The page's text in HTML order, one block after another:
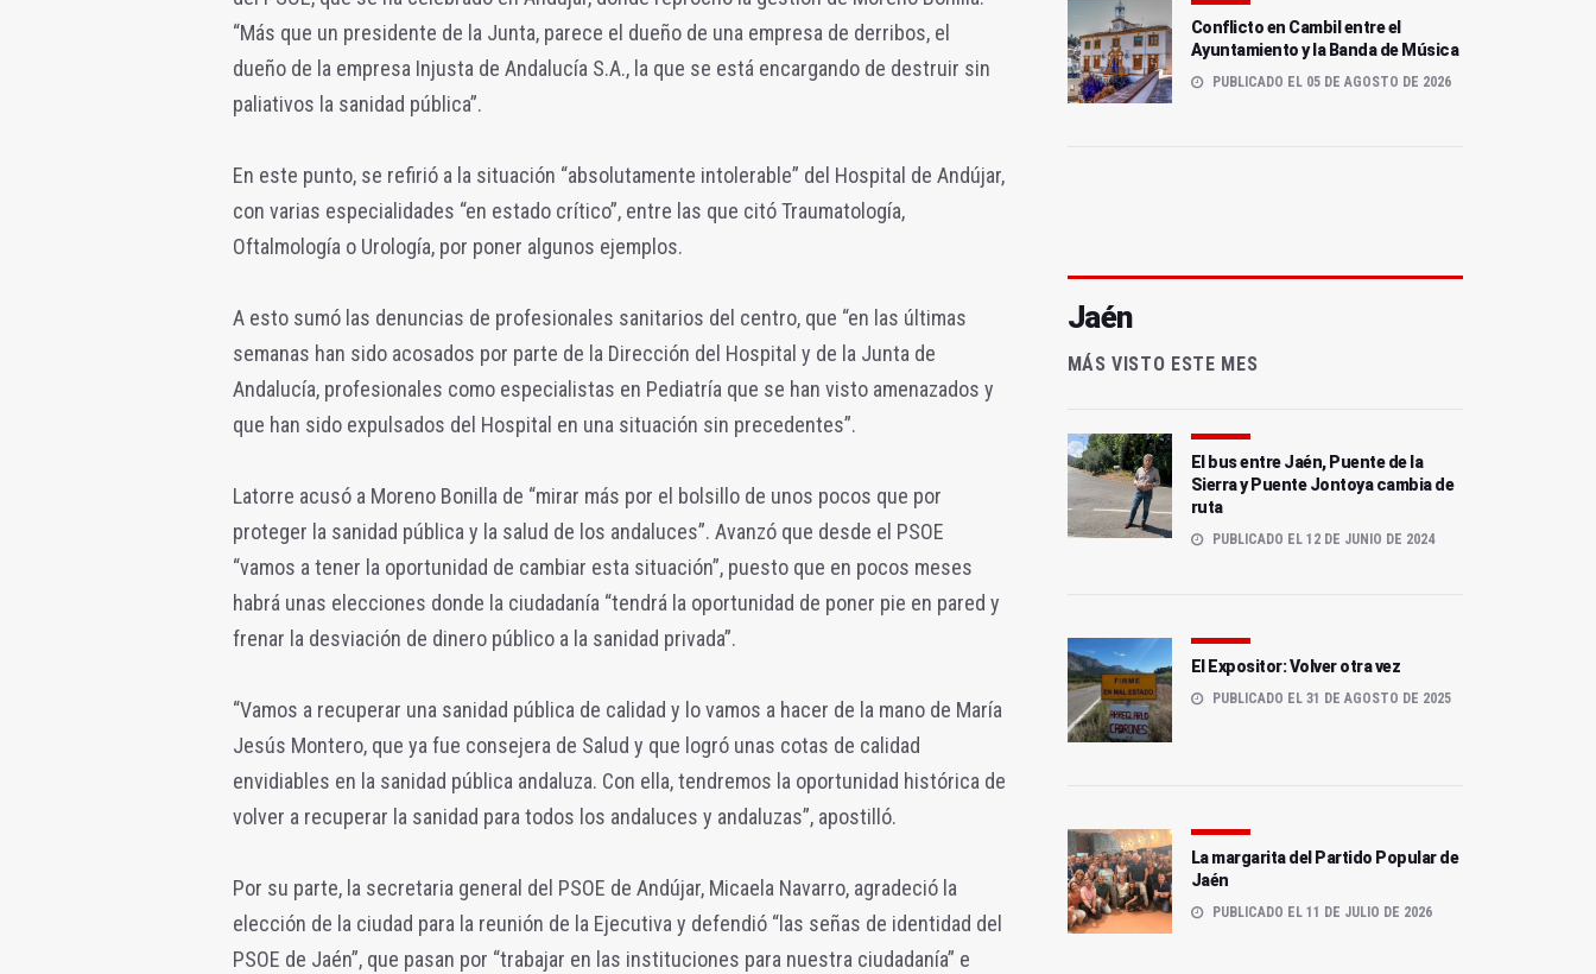
“Más que un presidente de la Junta, parece el dueño de una empresa de derribos, el
dueño de la empresa Injusta de Andalucía S.A., la que se está encargando de destruir sin
paliativos la sanidad pública”.
En este punto, se refirió a la situación “absolutamente intolerable” del Hospital de Andújar,
con varias especialidades “en estado crítico”, entre las que citó Traumatología,
Oftalmología o Urología, por poner algunos ejemplos.
A esto sumó las denuncias de profesionales sanitarios del centro, que “en las últimas
semanas han sido acosados por parte de la Dirección del Hospital y de la Junta de
Andalucía, profesionales como especialistas en Pediatría que se han visto amenazados y
que han sido expulsados del Hospital en una situación sin precedentes”.
Latorre acusó a Moreno Bonilla de “mirar más por el bolsillo de unos pocos que por
proteger la sanidad pública y la salud de los andaluces”. Avanzó que desde el PSOE
“vamos a tener la oportunidad de cambiar esta situación”, puesto que en pocos meses
habrá unas elecciones donde la ciudadanía “tendrá la oportunidad de poner pie en pared y
frenar la desviación de dinero público a la sanidad privada”.
“Vamos a recuperar una sanidad pública de calidad y lo vamos a hacer de la mano de María
Jesús Montero, que ya fue consejera de Salud y que logró unas cotas de calidad
envidiables en la sanidad pública andaluza. Con ella, tendremos la oportunidad histórica de
volver a recuperar la sanidad para todos los andaluces y andaluzas”, apostilló.
Por su parte, la secretaria general del PSOE de Andújar, Micaela Navarro, agradeció la
elección de la ciudad para la reunión de la Ejecutiva y defendió “las señas de identidad del
PSOE de Jaén”, que pasan por “trabajar en las instituciones para nuestra ciudadanía” e
Conflicto en Cambil entre el
Ayuntamiento y la Banda de Música
PUBLICADO EL 05 DE AGOSTO DE 2026
Jaén
MÁS VISTO ESTE MES
El bus entre Jaén, Puente de la
Sierra y Puente Jontoya cambia de
ruta
PUBLICADO EL 12 DE JUNIO DE 2024
El Expositor: Volver otra vez
PUBLICADO EL 31 DE AGOSTO DE 2025
La margarita del Partido Popular de
Jaén
PUBLICADO EL 11 DE JULIO DE 2026